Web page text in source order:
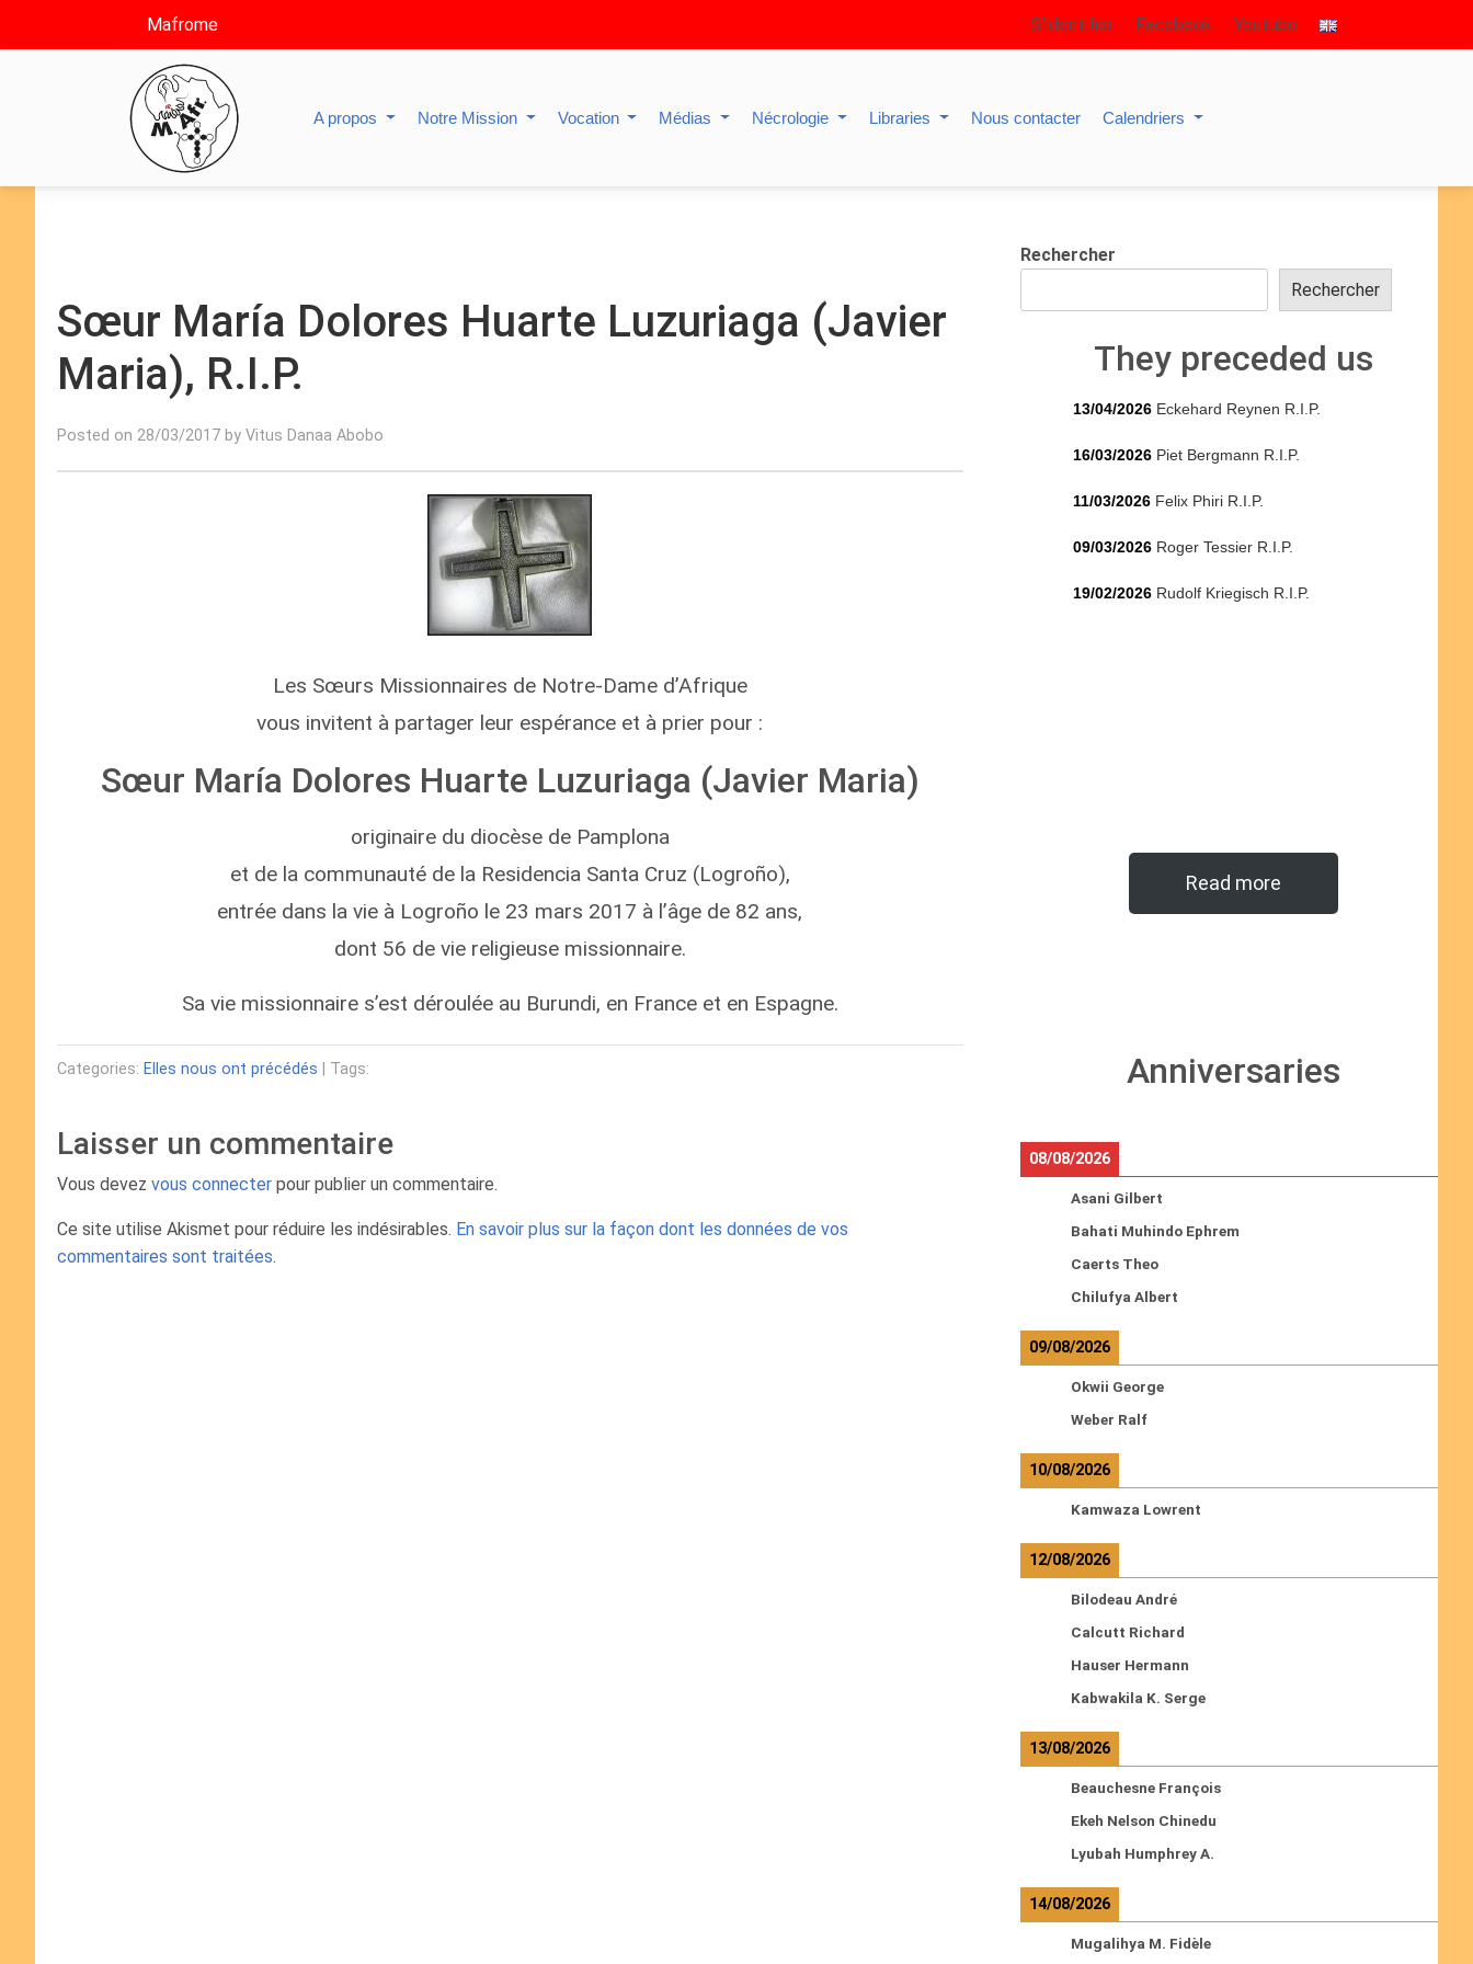
Mafrome S’identifier Facebook Youtube
A propos Notre Mission Vocation Médias Nécrologie Libraries Nous contacter Calendriers
Sœur María Dolores Huarte Luzuriaga (Javier
Maria), R.I.P.
Posted on 28/03/2017 by Vitus Danaa Abobo
Les Sœurs Missionnaires de Notre-Dame d’Afrique
vous invitent à partager leur espérance et à prier pour :
Sœur María Dolores Huarte Luzuriaga (Javier Maria)
originaire du diocèse de Pamplona
et de la communauté de la Residencia Santa Cruz (Logroño),
entrée dans la vie à Logroño le 23 mars 2017 à l’âge de 82 ans,
dont 56 de vie religieuse missionnaire.
Sa vie missionnaire s’est déroulée au Burundi, en France et en Espagne.
Categories: Elles nous ont précédés | Tags:
Laisser un commentaire
Vous devez vous connecter pour publier un commentaire.
Ce site utilise Akismet pour réduire les indésirables. En savoir plus sur la façon dont les données de vos
commentaires sont traitées.
Rechercher
Rechercher
They preceded us
13/04/2026 Eckehard Reynen R.I.P.
16/03/2026 Piet Bergmann R.I.P.
11/03/2026 Felix Phiri R.I.P.
09/03/2026 Roger Tessier R.I.P.
19/02/2026 Rudolf Kriegisch R.I.P.
Read more
Anniversaries
08/08/2026
Asani Gilbert
Bahati Muhindo Ephrem
Caerts Theo
Chilufya Albert
09/08/2026
Okwii George
Weber Ralf
10/08/2026
Kamwaza Lowrent
12/08/2026
Bilodeau André
Calcutt Richard
Hauser Hermann
Kabwakila K. Serge
13/08/2026
Beauchesne François
Ekeh Nelson Chinedu
Lyubah Humphrey A.
14/08/2026
Mugalihya M. Fidèle